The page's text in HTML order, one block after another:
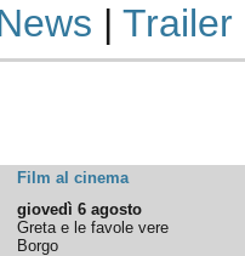
| Trailer
Film al cinema
giovedì 6 agosto
Greta e le favole vere
Borgo